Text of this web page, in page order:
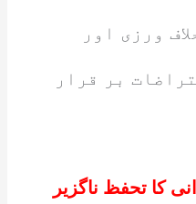
121 کی خلاف ورزی اور
بر قرار
کا تحفظ ناگزیر